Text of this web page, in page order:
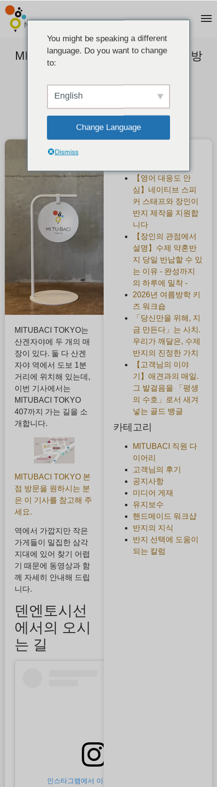
MITUBACI TOKYO 407까지 가는 방
MITUBACI TOKYO는
산겐자야에 두 개의 매
장이 있다. 둘 다 산겐
자야 역에서 도보 1분
거리에 위치해 있는데,
이번 기사에서는
MITUBACI TOKYO
407까지 가는 길을 소
개합니다.
MITUBACI TOKYO 본
점 방문을 원하시는 분
은 이 기사를 참고해 주
세요.
역에서 가깝지만 작은
가게들이 밀집한 삼각
지대에 있어 찾기 어렵
기 때문에 동영상과 함
께 자세히 안내해 드립
니다.
덴엔토시선
에서의 오시
는 길
인스타그램에서 이 게시물 보기
【영어 대응도 안
심】네이티브 스피
커 스태프와 장인이
반지 제작을 지원합
니다
【장인의 관점에서
설명】수제 약혼반
지 당일 반납할 수 있
는 이유 - 완성까지
의 하루에 밀착 -
2026년 여름방학 키
즈 워크숍
「당신만을 위해, 지
금 만든다」는 사치.
우리가 깨달은, 수제
반지의 진정한 가치
【고객님의 이야
기】애견과의 매일.
그 발걸음을 「평생
의 수호」로서 새겨
넣는 골드 뱅글
카테고리
MITUBACI 직원 다
이어리
고객님의 후기
공지사항
미디어 게재
유지보수
핸드메이드 워크샵
반지의 지식
반지 선택에 도움이
되는 칼럼
You might be speaking a different
language. Do you want to change
to:
English
Change Language
Dismiss